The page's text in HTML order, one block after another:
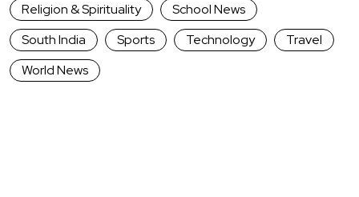
Religion & Spirituality
School News
South India
Sports Technology
Travel
World News